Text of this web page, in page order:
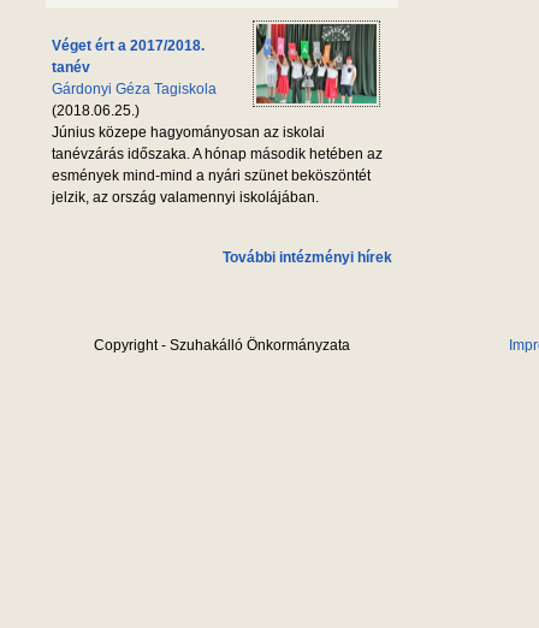
Véget ért a 2017/2018.
tanév
Gárdonyi Géza Tagiskola
(2018.06.25.)
Június közepe hagyományosan az iskolai
tanévzárás időszaka. A hónap második hetében az
esmények mind-mind a nyári szünet beköszöntét
jelzik, az ország valamennyi iskolájában.
További intézményi hírek
Copyright - Szuhakálló Önkormányzata